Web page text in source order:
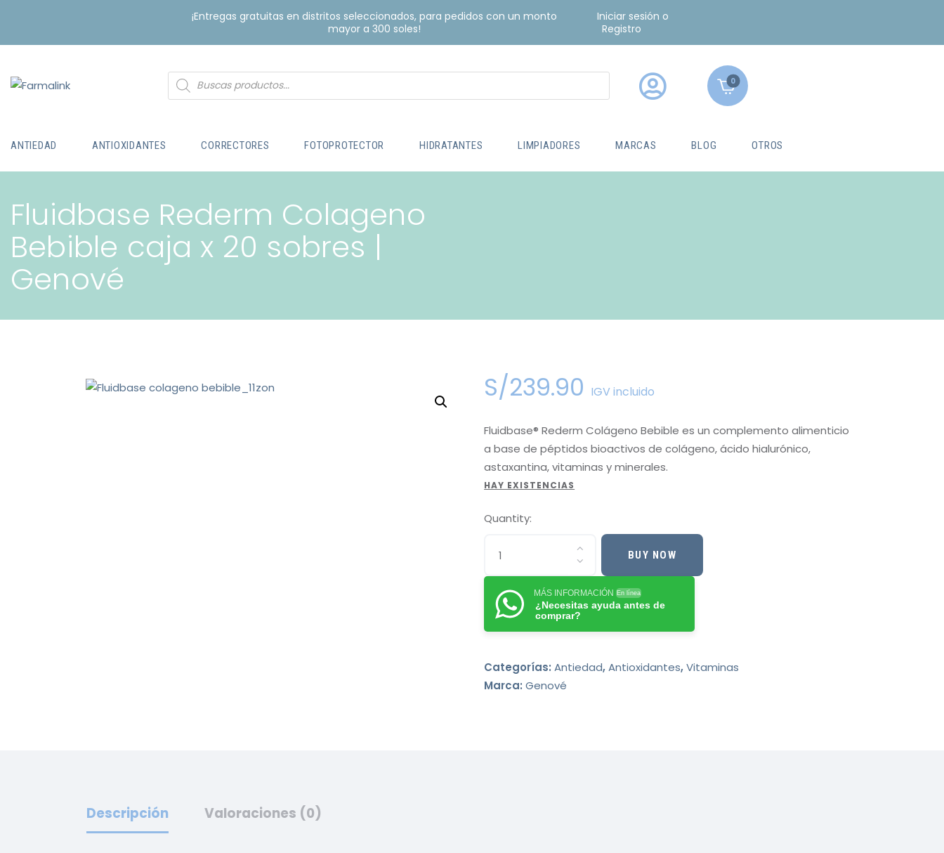
¡Entregas gratuitas en distritos seleccionados, para pedidos con un monto
mayor a 300 soles!
Iniciar sesión o
Registro
0
ANTIEDAD ANTIOXIDANTES CORRECTORES FOTOPROTECTOR HIDRATANTES LIMPIADORES MARCAS BLOG OTROS
Fluidbase Rederm Colageno
Bebible caja x 20 sobres |
Genové
S/239.90 IGV incluido
Fluidbase® Rederm Colágeno Bebible es un complemento alimenticio
a base de péptidos bioactivos de colágeno, ácido hialurónico,
astaxantina, vitaminas y minerales.
HAY EXISTENCIAS
Quantity:
BUY NOW
MÁS INFORMACIÓN En línea
¿Necesitas ayuda antes de
comprar?
Categorías:Antiedad,Antioxidantes,Vitaminas
Marca:Genové
Descripción Valoraciones (0)